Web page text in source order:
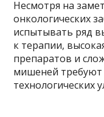
Несмотря на
онкологических
испытывать ряд
к терапии,
препаратов и
мишеней требуют
технологических